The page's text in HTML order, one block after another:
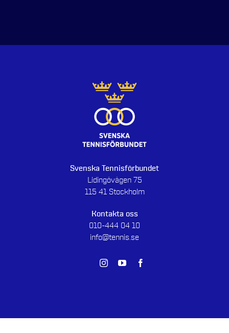
Svenska Tennisförbundet
Lidingövägen 75
115 41 Stockholm
Kontakta oss
010-444 04 10
info@tennis.se